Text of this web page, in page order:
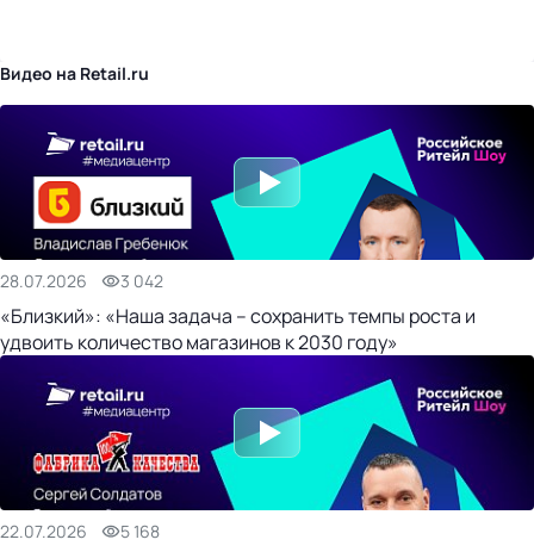
Видео на Retail.ru
28.07.2026 3 042
«Близкий»: «Наша задача – сохранить темпы роста и
удвоить количество магазинов к 2030 году»
22.07.2026 5 168